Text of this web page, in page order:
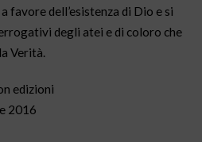
dell’esistenza di Dio e si
degli atei e di coloro che
Verità.
edizioni
2016